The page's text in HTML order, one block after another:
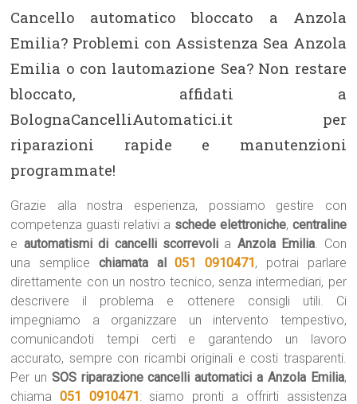
Cancello automatico bloccato a Anzola
Emilia? Problemi con Assistenza Sea Anzola
Emilia o con lautomazione Sea? Non restare
bloccato, affidati a
BolognaCancelliAutomatici.it per
riparazioni rapide e manutenzioni
programmate!
Grazie alla nostra esperienza, possiamo gestire con
competenza guasti relativi a schede elettroniche, centraline
e automatismi di cancelli scorrevoli a Anzola Emilia. Con
una semplice chiamata al051 0910471, potrai parlare
direttamente con un nostro tecnico, senza intermediari, per
descrivere il problema e ottenere consigli utili. Ci
impegniamo a organizzare un intervento tempestivo,
comunicandoti tempi certi e garantendo un lavoro
accurato, sempre con ricambi originali e costi trasparenti.
Per un SOS riparazione cancelli automatici a Anzola Emilia,
chiama051 0910471: siamo pronti a offrirti assistenza